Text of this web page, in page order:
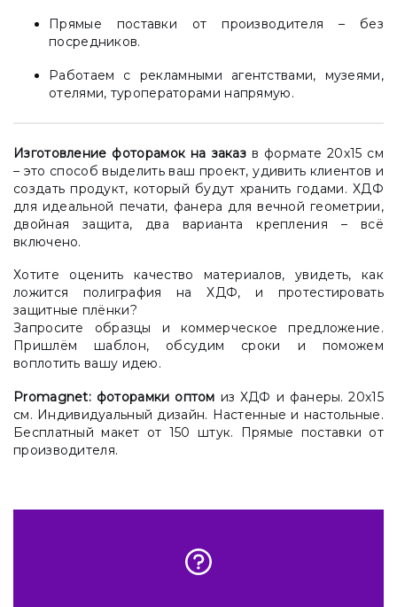
Прямые поставки от производителя – без
посредников.
Работаем с рекламными агентствами, музеями,
отелями, туроператорами напрямую.
Изготовление фоторамок на заказ в формате 20х15 см
– это способ выделить ваш проект, удивить клиентов и
создать продукт, который будут хранить годами. ХДФ
для идеальной печати, фанера для вечной геометрии,
двойная защита, два варианта крепления – всё
включено.
Хотите оценить качество материалов, увидеть, как
ложится полиграфия на ХДФ, и протестировать
защитные плёнки?
Запросите образцы и коммерческое предложение.
Пришлём шаблон, обсудим сроки и поможем
воплотить вашу идею.
Promagnet: фоторамки оптом из ХДФ и фанеры. 20х15
см. Индивидуальный дизайн. Настенные и настольные.
Бесплатный макет от 150 штук. Прямые поставки от
производителя.